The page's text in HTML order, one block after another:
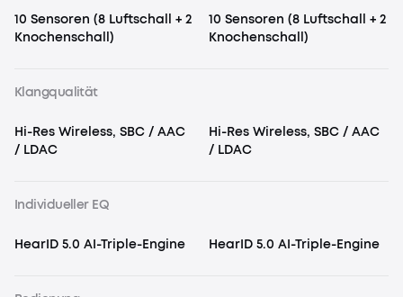
10 Sensoren (8 Luftschall + 2
Knochenschall)
10 Sensoren (8 Luftschall + 2
Knochenschall)
Klangqualität
Hi-Res Wireless, SBC / AAC
/ LDAC
Hi-Res Wireless, SBC / AAC
/ LDAC
Individueller EQ
HearID 5.0 AI-Triple-Engine HearID 5.0 AI-Triple-Engine